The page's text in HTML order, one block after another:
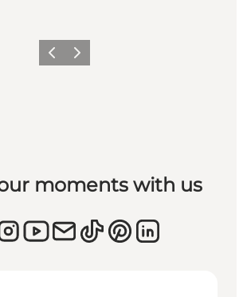
ForrigeNæste
moments with us